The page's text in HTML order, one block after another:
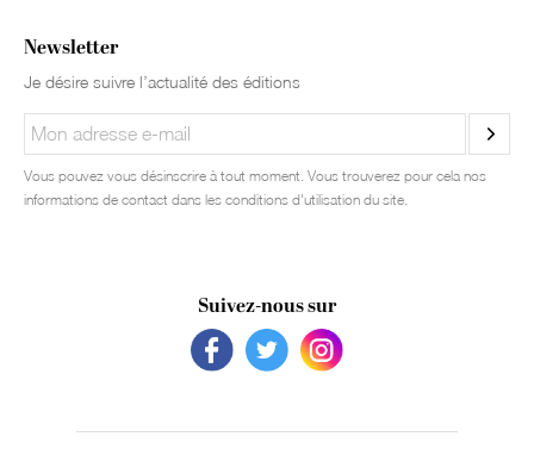
Newsletter
Je désire suivre l’actualité des éditions
Vous pouvez vous désinscrire à tout moment. Vous trouverez pour cela nos
informations de contact dans les conditions d'utilisation du site.
Suivez-nous sur